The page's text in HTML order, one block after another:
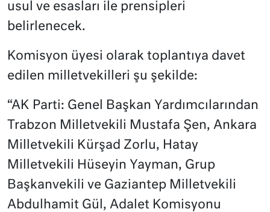
usul ve esasları ile prensipleri
belirlenecek.
Komisyon üyesi olarak toplantıya davet
edilen milletvekilleri şu şekilde:
“AK Parti: Genel Başkan Yardımcılarından
Trabzon Milletvekili Mustafa Şen, Ankara
Milletvekili Kürşad Zorlu, Hatay
Milletvekili Hüseyin Yayman, Grup
Başkanvekili ve Gaziantep Milletvekili
Abdulhamit Gül, Adalet Komisyonu